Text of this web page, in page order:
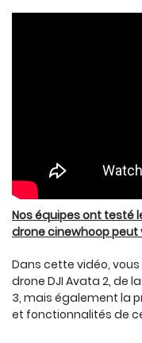
Nos équipes ont testé
drone cinewhoop peut
Dans cette vidéo,
drone DJI Avata 2, de
3, mais également la
et fonctionnalités de